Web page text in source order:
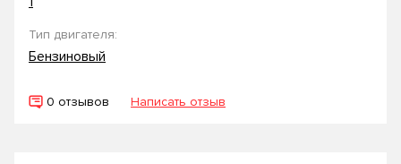
Тип двигателя:
Бензиновый
0 отзывов Написать отзыв